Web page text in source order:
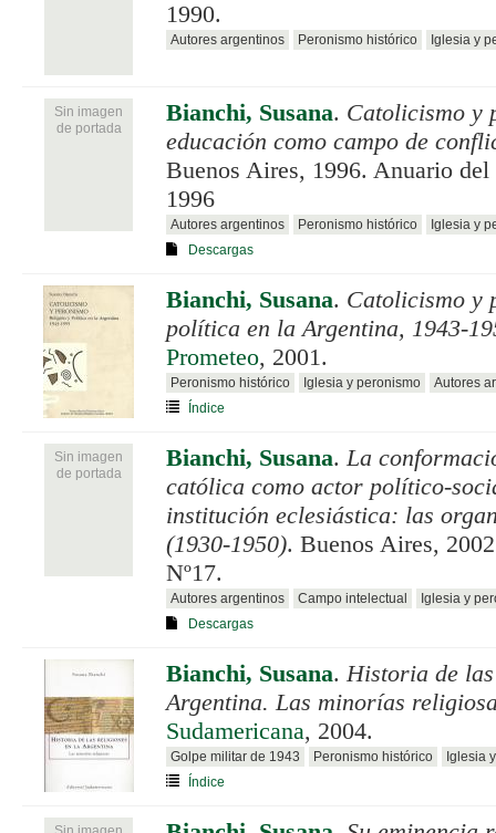
1990.
Autores argentinos Peronismo histórico Iglesia y
Sin imagen
de portada
Bianchi, Susana. Catolicismo y
educación como campo de
Buenos Aires, 1996. Anuario
1996
Autores argentinos Peronismo histórico
Iglesia y
Descargas
Bianchi, Susana. Catolicismo y
política en la Argentina, 1943-
Prometeo, 2001.
Peronismo histórico Iglesia y peronismo
Autores
Índice
Sin imagen
de portada
Bianchi, Susana.La
católica como actor político-
institución eclesiástica: las
(1930-1950). Buenos Aires,
Nº17.
Autores argentinos Campo intelectual
Iglesia y
Descargas
Bianchi, Susana. Historia de
Argentina. Las minorías
Sudamericana, 2004.
Golpe militar de 1943 Peronismo histórico
Iglesia
Índice